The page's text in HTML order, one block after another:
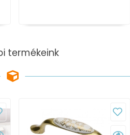
termékeink